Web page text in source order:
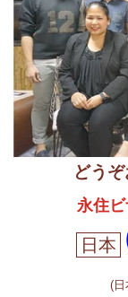
どう
永住
(日